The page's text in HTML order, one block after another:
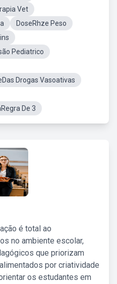
Vet
DoseRhze Peso
Pediatrico
Drogas Vasoativas
De 3
é total ao
no ambiente escolar,
que priorizam
por criatividade
os estudantes em